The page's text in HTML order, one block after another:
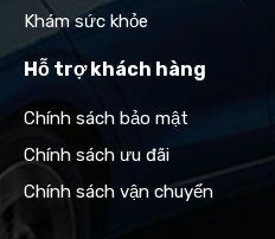
Khám sức khỏe
Hỗ trợ khách hàng
Chính sách bảo mật
Chính sách ưu đãi
Chính sách vận chuyển